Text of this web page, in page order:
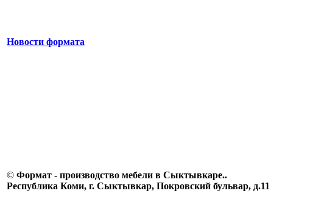
Новости формата
© Формат - производство мебели в Сыктывкаре..
Республика Коми, г. Сыктывкар, Покровский бульвар, д.11